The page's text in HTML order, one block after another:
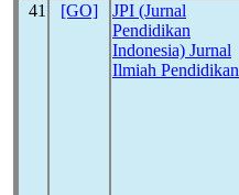
41 [GO]
JPI (Jurnal
Pendidikan
Indonesia) Jurnal
Ilmiah Pendidikan